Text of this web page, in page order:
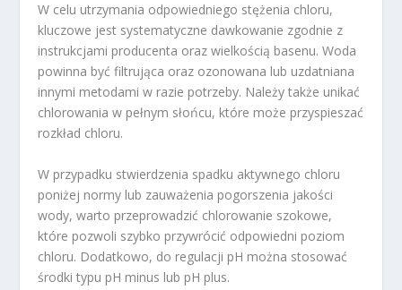
W celu utrzymania odpowiedniego stężenia chloru,
kluczowe jest systematyczne dawkowanie zgodnie z
instrukcjami producenta oraz wielkością basenu. Woda
powinna być filtrująca oraz ozonowana lub uzdatniana
innymi metodami w razie potrzeby. Należy także unikać
chlorowania w pełnym słońcu, które może przyspieszać
rozkład chloru.
W przypadku stwierdzenia spadku aktywnego chloru
poniżej normy lub zauważenia pogorszenia jakości
wody, warto przeprowadzić chlorowanie szokowe,
które pozwoli szybko przywrócić odpowiedni poziom
chloru. Dodatkowo, do regulacji pH można stosować
środki typu pH minus lub pH plus.